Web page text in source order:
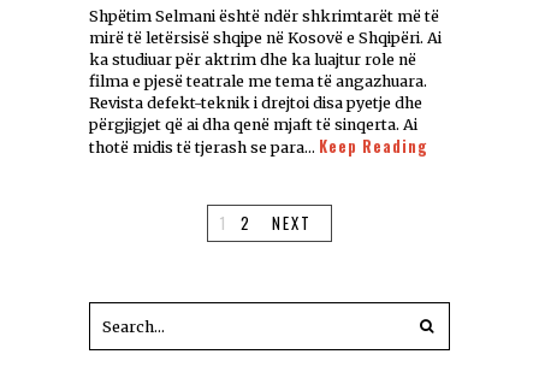
Shpëtim Selmani është ndër shkrimtarët më të
mirë të letërsisë shqipe në Kosovë e Shqipëri. Ai
ka studiuar për aktrim dhe ka luajtur role në
filma e pjesë teatrale me tema të angazhuara.
Revista defekt-teknik i drejtoi disa pyetje dhe
përgjigjet që ai dha qenë mjaft të sinqerta. Ai
thotë midis të tjerash se para… Keep Reading
1 2 NEXT